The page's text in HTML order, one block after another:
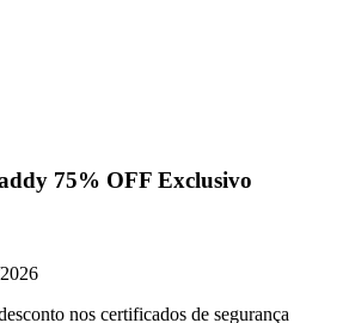
75% OFF Exclusivo
nos certificados de segurança